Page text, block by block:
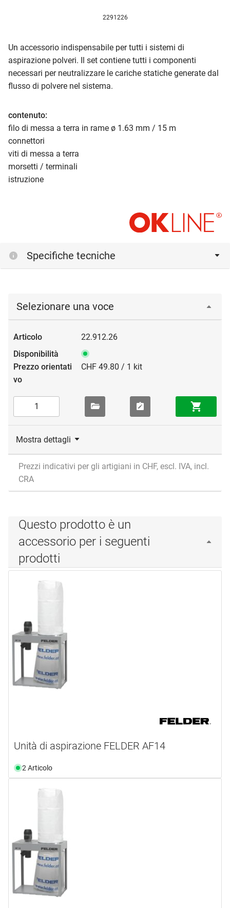
2291226
Un accessorio indispensabile per tutti i sistemi di
aspirazione polveri. Il set contiene tutti i componenti
necessari per neutralizzare le cariche statiche generate dal
flusso di polvere nel sistema.
contenuto:
filo di messa a terra in rame ø 1.63 mm / 15 m
connettori
viti di messa a terra
morsetti / terminali
istruzione
Specifiche tecniche
Selezionare una voce
22.912.26
CHF 49.80 / 1 kit
Mostra dettagli
Prezzi indicativi per gli artigiani in CHF, escl. IVA, incl.
CRA
Questo prodotto è un
accessorio per i seguenti
prodotti
Unità di aspirazione FELDER AF14
2 Articolo